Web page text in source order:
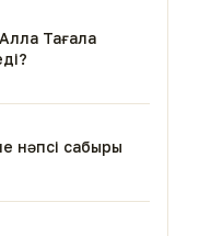
Тағала
нәпсі сабыры